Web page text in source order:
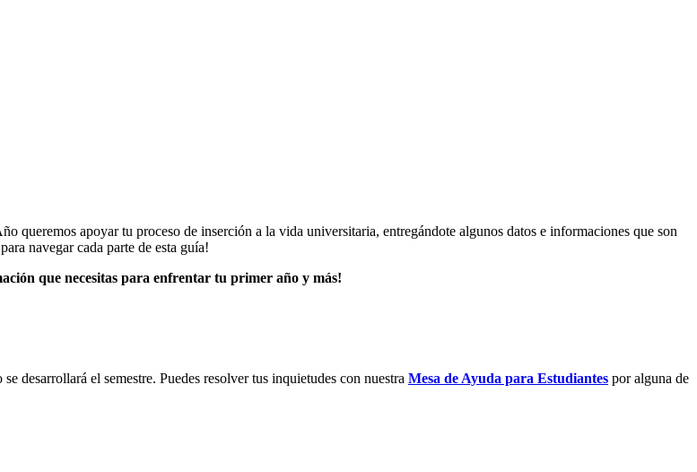
queremos apoyar tu proceso de inserción a la vida universitaria, entregándote algunos datos e informaciones que son
navegar cada parte de esta guía!
que necesitas para enfrentar tu primer año y más!
desarrollará el semestre. Puedes resolver tus inquietudes con nuestra Mesa de Ayuda para Estudiantes por alguna de